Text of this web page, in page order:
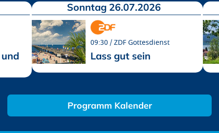
Sonntag 26.07.2026
09:30 ZDF Gottesdienst
Lass gut sein
Programm Kalender